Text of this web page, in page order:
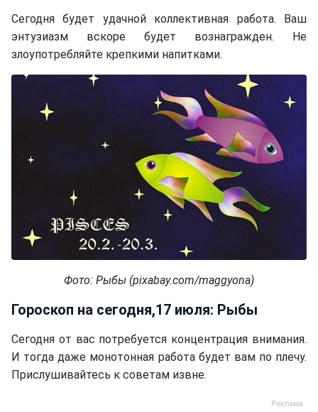
Сегодня будет удачной коллективная работа. Ваш
энтузиазм вскоре будет вознагражден. Не
злоупотребляйте крепкими напитками.
Фото: Рыбы (pixabay.com/maggyona)
Гороскоп на сегодня,17 июля: Рыбы
Сегодня от вас потребуется концентрация внимания.
И тогда даже монотонная работа будет вам по плечу.
Прислушивайтесь к советам извне.